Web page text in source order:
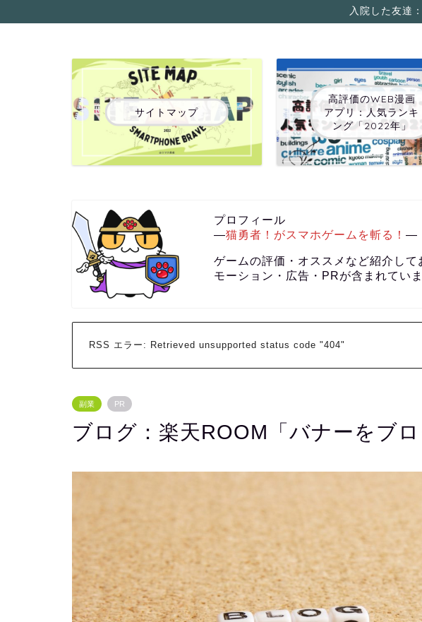
入院した友達
サイトマップ
高評価のWEB漫画
アプリ：人気ランキ
ング「2022年」
プロフィール
―猫勇者！がスマホゲームを斬る！ ―
ゲームの評価・オススメなど紹介して
モーション・広告・PRが含まれてい
RSS エラー: Retrieved unsupported status code "404"
副業 PR
ブログ：楽天ROOM「バナーをブロ